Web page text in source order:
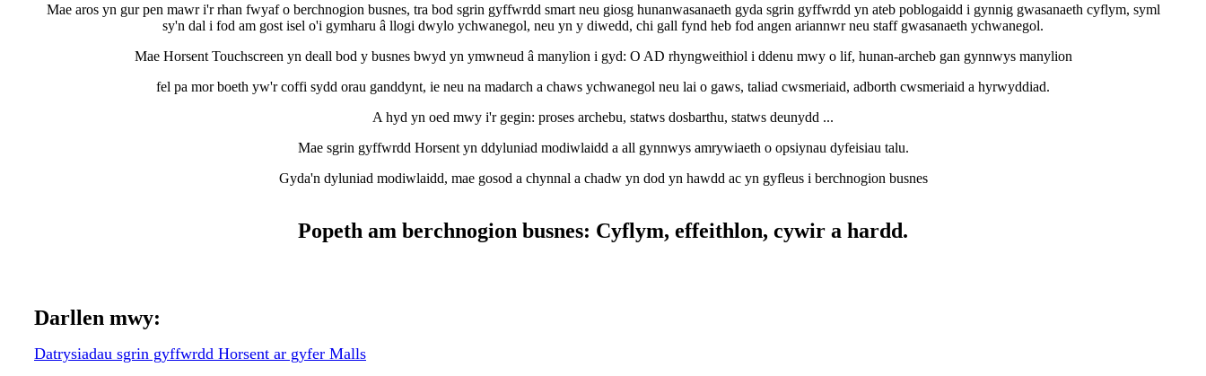
Mae aros yn gur pen mawr i'r rhan fwyaf o berchnogion busnes, tra bod sgrin gyffwrdd smart neu giosg hunanwasanaeth gyda sgrin gyffwrdd yn ateb poblogaidd i gynnig gwasanaeth cyflym, syml
sy'n dal i fod am gost isel o'i gymharu â llogi dwylo ychwanegol, neu yn y diwedd, chi gall fynd heb fod angen ariannwr neu staff gwasanaeth ychwanegol.
Mae Horsent Touchscreen yn deall bod y busnes bwyd yn ymwneud â manylion i gyd: O AD rhyngweithiol i ddenu mwy o lif, hunan-archeb gan gynnwys manylion
fel pa mor boeth yw'r coffi sydd orau ganddynt, ie neu na madarch a chaws ychwanegol neu lai o gaws, taliad cwsmeriaid, adborth cwsmeriaid a hyrwyddiad.
A hyd yn oed mwy i'r gegin: proses archebu, statws dosbarthu, statws deunydd ...
Mae sgrin gyffwrdd Horsent yn ddyluniad modiwlaidd a all gynnwys amrywiaeth o opsiynau dyfeisiau talu.
Gyda'n dyluniad modiwlaidd, mae gosod a chynnal a chadw yn dod yn hawdd ac yn gyfleus i berchnogion busnes
Popeth am berchnogion busnes: Cyflym, effeithlon, cywir a hardd.
Darllen mwy:
Datrysiadau sgrin gyffwrdd Horsent ar gyfer Malls